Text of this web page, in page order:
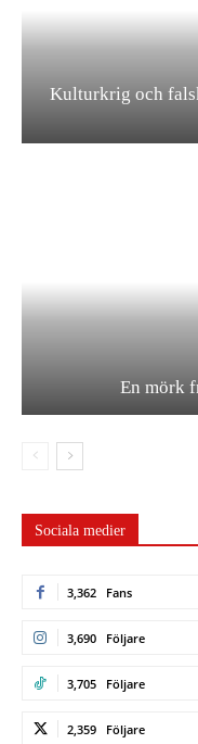
Kulturkrig och
En mörk
Sociala medier
3,362 Fans
3,690 Följare
3,705 Följare
2,359 Följare